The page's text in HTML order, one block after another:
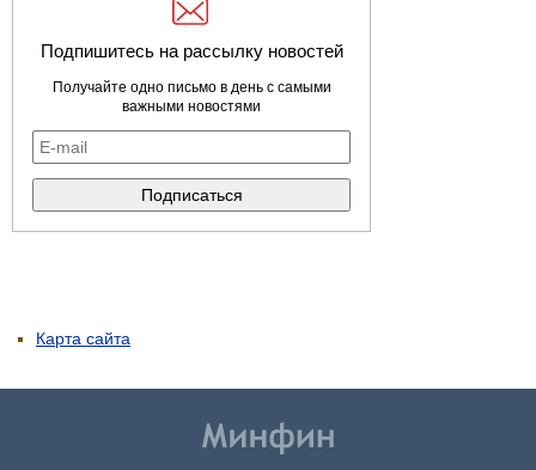
Подпишитесь на рассылку новостей
Получайте одно письмо в день с самыми
важными новостями
Карта сайта